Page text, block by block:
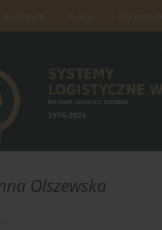
Archiwum O SLW Dla
Olszewska